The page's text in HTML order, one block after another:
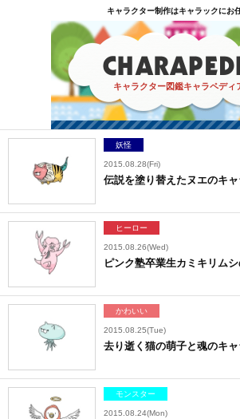
キャラクター制作はキャラックにお
キャラクター図鑑キャラペディ
妖怪
2015.08.28(Fri)
伝説を塗り替えたヌエのキ
ヒーロー
2015.08.26(Wed)
ピンク塾卒業生カミキリム
かわいい
2015.08.25(Tue)
去り逝く猫の萌子と魂のキ
モンスター
2015.08.24(Mon)